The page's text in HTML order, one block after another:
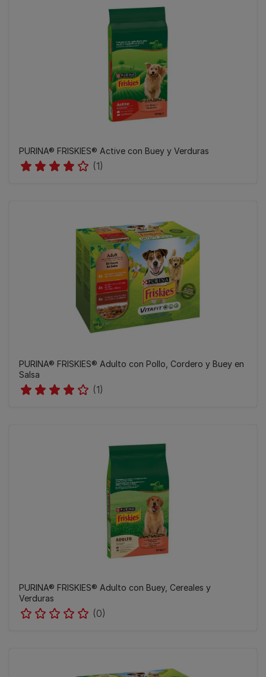
PURINA® FRISKIES® Active con Buey y Verduras
(1)
PURINA® FRISKIES® Adulto con Pollo, Cordero y Buey en
Salsa
(1)
PURINA® FRISKIES® Adulto con Buey, Cereales y
Verduras
(0)